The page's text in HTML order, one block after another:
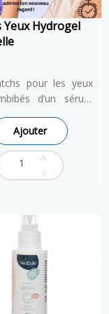
Yeux Hydrogel
pour les yeux
d’un sérum
en Eyeliss, une
de molécules
des plantes
pour réduire les
sous les yeux,
un effet anti-
Florale de Bleuet
pour ses
calmantes,
et revitalisantes,
Ajouter